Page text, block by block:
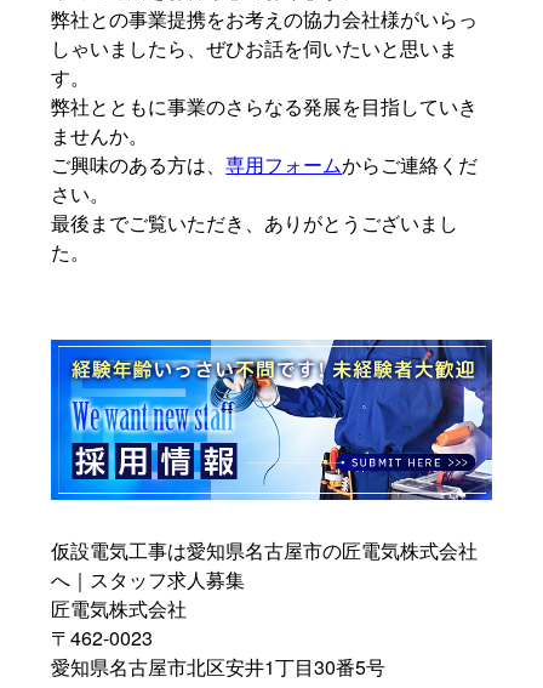
弊社との事業提携をお考えの協力会社様がいらっ
しゃいましたら、ぜひお話を伺いたいと思いま
す。
弊社とともに事業のさらなる発展を目指していき
ませんか。
ご興味のある方は、専用フォームからご連絡くだ
さい。
最後までご覧いただき、ありがとうございまし
た。
仮設電気工事は愛知県名古屋市の匠電気株式会社
へ｜スタッフ求人募集
匠電気株式会社
〒462-0023
愛知県名古屋市北区安井1丁目30番5号